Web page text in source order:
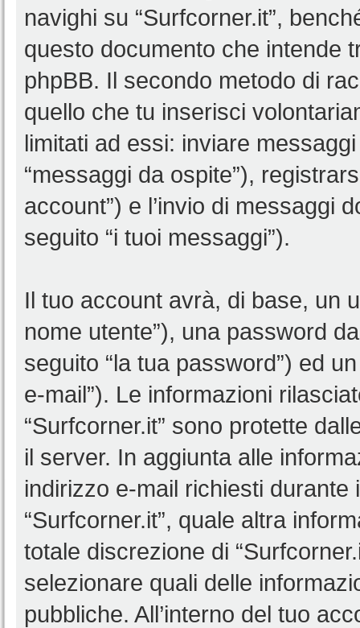
navighi su “Surfcorner.it”,
questo documento che intende
phpBB. Il secondo metodo di
quello che tu inserisci
limitati ad essi: inviare
“messaggi da ospite”),
account”) e l’invio di messaggi
seguito “i tuoi messaggi”).
Il tuo account avrà, di base, un
nome utente”), una password
seguito “la tua password”) ed
e-mail”). Le informazioni
“Surfcorner.it” sono protette
il server. In aggiunta alle
indirizzo e-mail richiesti
“Surfcorner.it”, quale altra
totale discrezione di
selezionare quali delle
pubbliche. All’interno del tuo